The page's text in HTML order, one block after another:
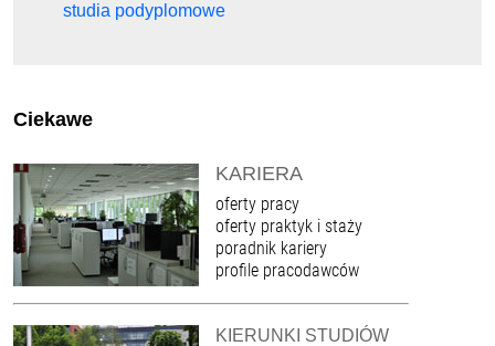
studia podyplomowe
Ciekawe
KARIERA
oferty pracy
oferty praktyk i staży
poradnik kariery
profile pracodawców
KIERUNKI STUDIÓW